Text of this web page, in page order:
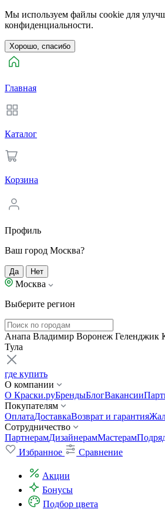
Мы используем файлы cookie для
конфиденциальности.
Хорошо, спасибо
Главная
Каталог
Корзина
Профиль
Ваш город Москва?
Да Нет
Москва
Выберите регион
Анапа Владимир Воронеж Геленджик
Тула
где купить
О компании
О Краски.руБрендыБлогВакансии
Покупателям
ОплатаДоставкаВозврат и гарантия
Сотрудничество
ПартнерамДизайнерамМастерам
Избранное
Сравнение
Акции
Бонусы
Подбор цвета